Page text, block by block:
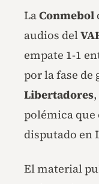
LaConmebol
audios del
empate 1-1
por la fase de
Libertadores
polémica que
disputado en
El material